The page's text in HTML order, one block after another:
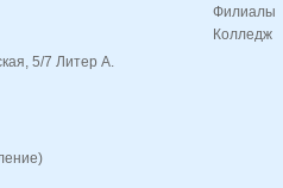
5/7 Литер А.
Филиалы
Колледж